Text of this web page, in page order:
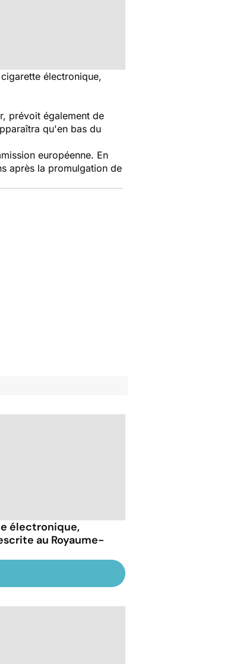
électronique,
prévoit également de
qu'en bas du
européenne. En
après la promulgation de
électronique,
au Royaume-